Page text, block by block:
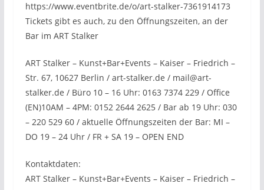
https://www.eventbrite.de/o/art-stalker-7361914173
Tickets gibt es auch, zu den Öffnungszeiten, an der
Bar im ART Stalker
ART Stalker – Kunst+Bar+Events – Kaiser – Friedrich –
Str. 67, 10627 Berlin / art-stalker.de / mail@art-
stalker.de / Büro 10 – 16 Uhr: 0163 7374 229 / Office
(EN)10AM – 4PM: 0152 2644 2625 / Bar ab 19 Uhr: 030
– 220 529 60 / aktuelle Öffnungszeiten der Bar: MI –
DO 19 – 24 Uhr / FR + SA 19 – OPEN END
Kontaktdaten:
ART Stalker – Kunst+Bar+Events – Kaiser – Friedrich –